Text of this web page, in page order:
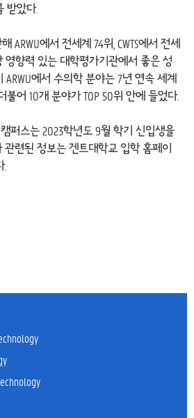
받았다.
ARWU에서 전세계 74위, CWTS에서 전세
영향력 있는 대학평가기관에서 좋은 성
에서 수의학 분야는 7년 연속 세계
불어 10개 분야가 TOP 50위 안에 들었다.
퍼스는 2023학년도 9월 학기 신입생을
련된 정보는 겐트대학교 입학 홈페이
.